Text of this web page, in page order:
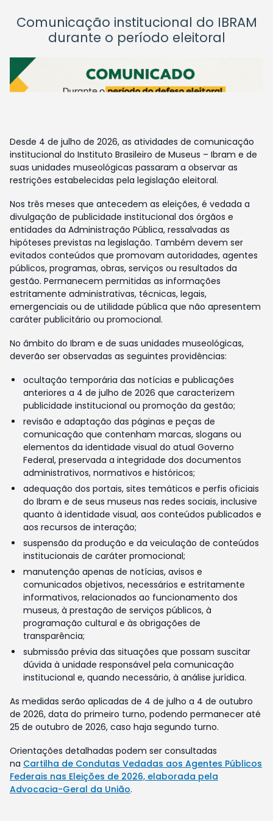
Comunicação institucional do IBRAM
durante o período eleitoral
Desde 4 de julho de 2026, as atividades de comunicação
institucional do Instituto Brasileiro de Museus – Ibram e de
suas unidades museológicas passaram a observar as
restrições estabelecidas pela legislação eleitoral.
Nos três meses que antecedem as eleições, é vedada a
divulgação de publicidade institucional dos órgãos e
entidades da Administração Pública, ressalvadas as
hipóteses previstas na legislação. Também devem ser
evitados conteúdos que promovam autoridades, agentes
públicos, programas, obras, serviços ou resultados da
gestão. Permanecem permitidas as informações
estritamente administrativas, técnicas, legais,
emergenciais ou de utilidade pública que não apresentem
caráter publicitário ou promocional.
No âmbito do Ibram e de suas unidades museológicas,
deverão ser observadas as seguintes providências:
ocultação temporária das notícias e publicações
anteriores a 4 de julho de 2026 que caracterizem
publicidade institucional ou promoção da gestão;
revisão e adaptação das páginas e peças de
comunicação que contenham marcas, slogans ou
elementos da identidade visual do atual Governo
Federal, preservada a integridade dos documentos
administrativos, normativos e históricos;
adequação dos portais, sites temáticos e perfis oficiais
do Ibram e de seus museus nas redes sociais, inclusive
quanto à identidade visual, aos conteúdos publicados e
aos recursos de interação;
suspensão da produção e da veiculação de conteúdos
institucionais de caráter promocional;
manutenção apenas de notícias, avisos e
comunicados objetivos, necessários e estritamente
informativos, relacionados ao funcionamento dos
museus, à prestação de serviços públicos, à
programação cultural e às obrigações de
transparência;
submissão prévia das situações que possam suscitar
dúvida à unidade responsável pela comunicação
institucional e, quando necessário, à análise jurídica.
As medidas serão aplicadas de 4 de julho a 4 de outubro
de 2026, data do primeiro turno, podendo permanecer até
25 de outubro de 2026, caso haja segundo turno.
Orientações detalhadas podem ser consultadas
na Cartilha de Condutas Vedadas aos Agentes Públicos
Federais nas Eleições de 2026, elaborada pela
Advocacia-Geral da União.